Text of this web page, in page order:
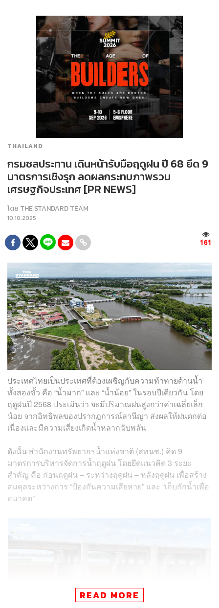
THAILAND
กรมชลประทาน เดินหน้ารับมือฤดูฝน ปี 68 ยึด 9
มาตรการเชิงรุก ลดผลกระทบภาพรวม
เศรษฐกิจประเทศ [PR NEWS]
โดย THE STANDARD TEAM
10.10.2025
161
ประเทศไทยเป็นประเทศที่ต้องเผชิญกับความท้าทายด้านน้ำ
ทั้งสองขั้ว คือ “น้ำมาก” และ “น้ำน้อย” ในรอบปีเดียวกัน โดย
ฤดูฝนปี 2568 ประเมินว่า จะมีปริมาณฝนสูงกว่าค่าเฉลี่ยเล็ก
น้อย จากอิทธิพลของปรากฏการณ์ลานีญา ส่งผลให้ฝนตกต่อ
เนื่องและมีความเสี่ยงเกิดน้ำหลากฉับพลัน
ดังนั้น สำนักงานทรัพยากรน้ำแห่งชาติ (สทนช.) คิด 9
มาตรการบริหารจัดการน้ำฤดูฝน โดยยึดแนวคิด 3 ระยะ
สำคัญ คือ ก่อนฤดูฝน – ระหว่างฤดูฝน – หลังฤดูฝน เพื่อสร้าง
สมดุลระหว่างการ “ป้องกันความเสียหาย” และ “เก็บกักน้ำเพื่อ
อนาคต”
READ MORE